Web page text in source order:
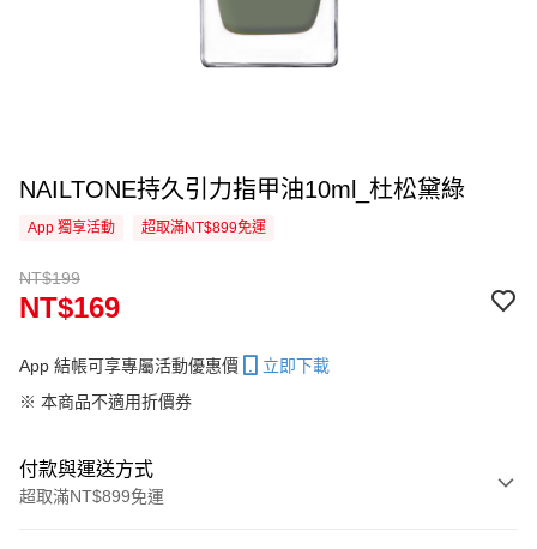
NAILTONE持久引力指甲油10ml_杜松黛綠
App 獨享活動 超取滿NT$899免運
NT$199
NT$169
App 結帳可享專屬活動優惠價
立即下載
※ 本商品不適用折價券
付款與運送方式
超取滿NT$899免運